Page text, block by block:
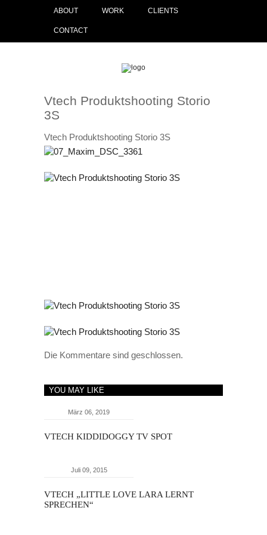
ABOUT WORK CLIENTS
CONTACT
Vtech Produktshooting Storio
3S
Vtech Produktshooting Storio 3S
Die Kommentare sind geschlossen.
YOU MAY LIKE
März 06, 2019
VTECH KIDDIDOGGY TV SPOT
Juli 09, 2015
VTECH „LITTLE LOVE LARA LERNT
SPRECHEN“